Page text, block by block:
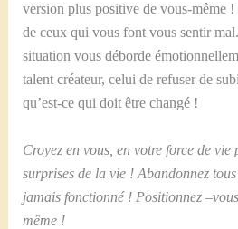
version plus positive de vous-même
de ceux qui vous font vous sentir
situation vous déborde
talent créateur, celui de refuser de
qu’est-ce qui doit être changé !
Croyez en vous, en votre force de
surprises de la vie ! Abandonnez
jamais fonctionné ! Positionnez
même !